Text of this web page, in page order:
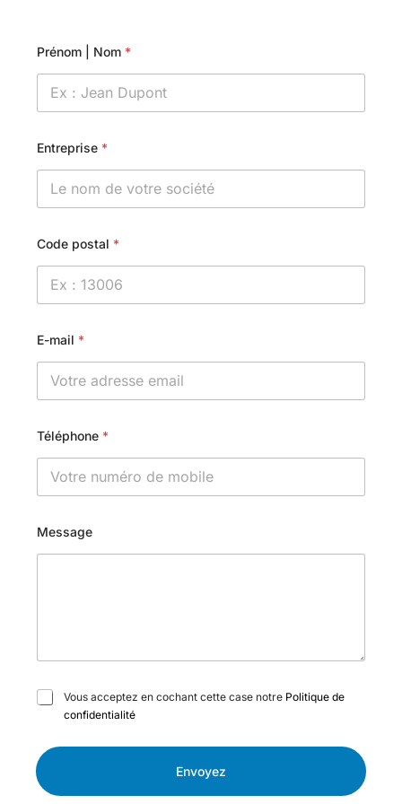
Prénom | Nom *
Entreprise *
Code postal *
E-mail *
Téléphone *
Message
C
s
à
Vous acceptez en cochant cette case notre Politique de
confidentialité
Envoyez